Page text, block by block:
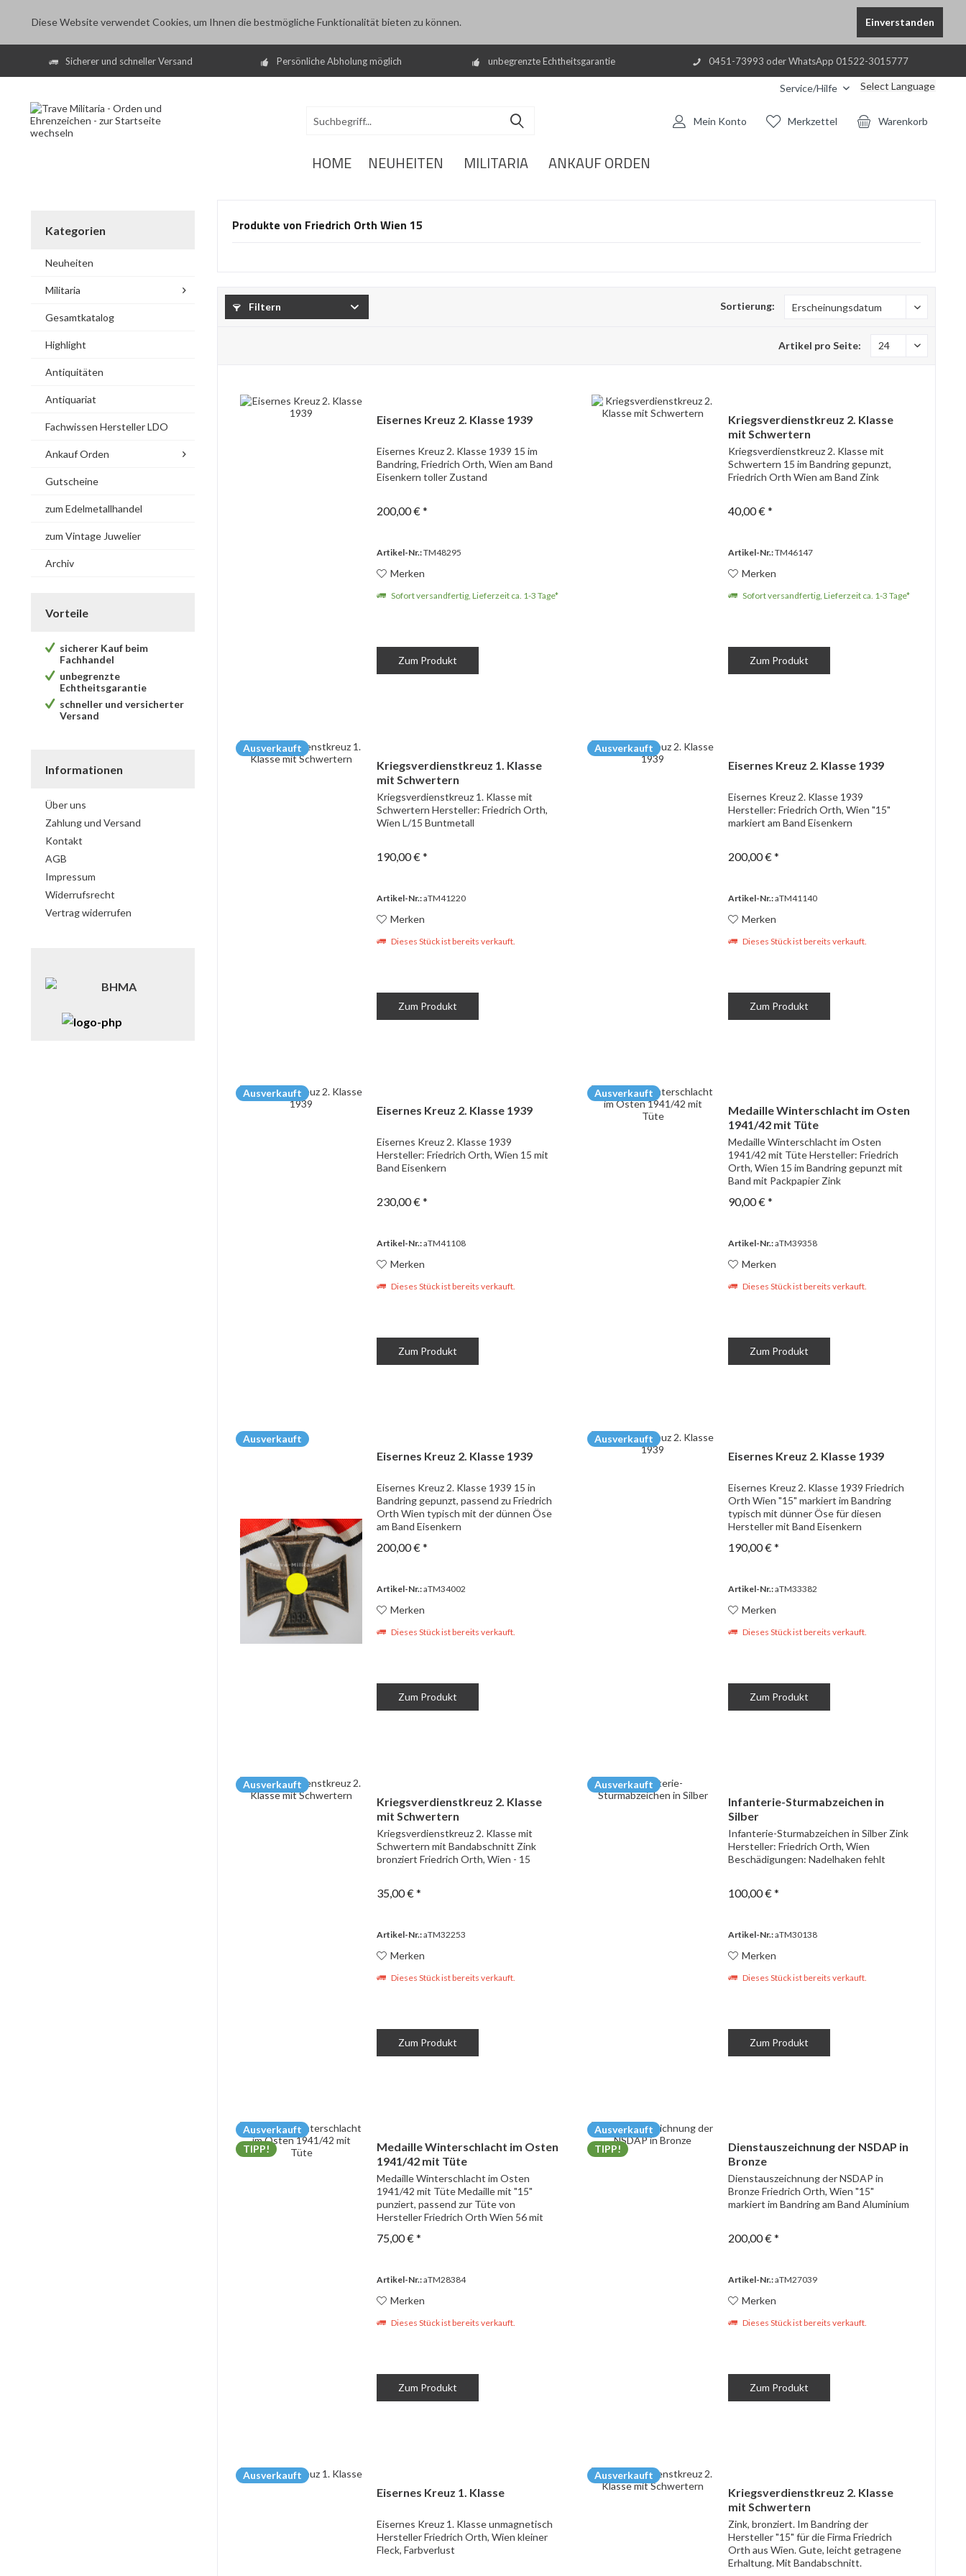
Diese Website verwendet Cookies, um Ihnen die bestmögliche Funktionalität bieten zu können. Einverstanden
Sicherer und schneller Versand Persönliche Abholung möglich unbegrenzte Echtheitsgarantie 0451-73993 oder WhatsApp 01522-3015777
Service/Hilfe Select Language
Warenkorb
Merkzettel
Mein Konto
HOME NEUHEITEN MILITARIA ANKAUF ORDEN
Kategorien
Neuheiten
Militaria
Gesamtkatalog
Highlight
Antiquitäten
Antiquariat
Fachwissen Hersteller LDO
Ankauf Orden
Gutscheine
zum Edelmetallhandel
zum Vintage Juwelier
Archiv
Vorteile
sicherer Kauf beim
Fachhandel
unbegrenzte
Echtheitsgarantie
schneller und versicherter
Versand
Informationen
Über uns
Zahlung und Versand
Kontakt
AGB
Impressum
Widerrufsrecht
Vertrag widerrufen
Produkte von Friedrich Orth Wien 15
Filtern Sortierung:
Artikel pro Seite:
Eisernes Kreuz 2. Klasse 1939
Eisernes Kreuz 2. Klasse 1939 15 im
Bandring, Friedrich Orth, Wien am Band
Eisenkern toller Zustand
200,00 € *
Artikel-Nr.:TM48295
Merken
Sofort versandfertig, Lieferzeit ca. 1-3 Tage*
Zum Produkt
Kriegsverdienstkreuz 2. Klasse
mit Schwertern
Kriegsverdienstkreuz 2. Klasse mit
Schwertern 15 im Bandring gepunzt,
Friedrich Orth Wien am Band Zink
40,00 € *
Artikel-Nr.:TM46147
Merken
Sofort versandfertig, Lieferzeit ca. 1-3 Tage*
Zum Produkt
Ausverkauft
Kriegsverdienstkreuz 1. Klasse
mit Schwertern
Kriegsverdienstkreuz 1. Klasse mit
Schwertern Hersteller: Friedrich Orth,
Wien L/15 Buntmetall
190,00 € *
Artikel-Nr.:aTM41220
Merken
Dieses Stück ist bereits verkauft.
Zum Produkt
Ausverkauft
Eisernes Kreuz 2. Klasse 1939
Eisernes Kreuz 2. Klasse 1939
Hersteller: Friedrich Orth, Wien "15"
markiert am Band Eisenkern
200,00 € *
Artikel-Nr.:aTM41140
Merken
Dieses Stück ist bereits verkauft.
Zum Produkt
Ausverkauft
Eisernes Kreuz 2. Klasse 1939
Eisernes Kreuz 2. Klasse 1939
Hersteller: Friedrich Orth, Wien 15 mit
Band Eisenkern
230,00 € *
Artikel-Nr.:aTM41108
Merken
Dieses Stück ist bereits verkauft.
Zum Produkt
Ausverkauft
Medaille Winterschlacht im Osten
1941/42 mit Tüte
Medaille Winterschlacht im Osten
1941/42 mit Tüte Hersteller: Friedrich
Orth, Wien 15 im Bandring gepunzt mit
Band mit Packpapier Zink
90,00 € *
Artikel-Nr.:aTM39358
Merken
Dieses Stück ist bereits verkauft.
Zum Produkt
Ausverkauft
Eisernes Kreuz 2. Klasse 1939
Eisernes Kreuz 2. Klasse 1939 15 in
Bandring gepunzt, passend zu Friedrich
Orth Wien typisch mit der dünnen Öse
am Band Eisenkern
200,00 € *
Artikel-Nr.:aTM34002
Merken
Dieses Stück ist bereits verkauft.
Zum Produkt
Ausverkauft
Eisernes Kreuz 2. Klasse 1939
Eisernes Kreuz 2. Klasse 1939 Friedrich
Orth Wien "15" markiert im Bandring
typisch mit dünner Öse für diesen
Hersteller mit Band Eisenkern
190,00 € *
Artikel-Nr.:aTM33382
Merken
Dieses Stück ist bereits verkauft.
Zum Produkt
Ausverkauft
Kriegsverdienstkreuz 2. Klasse
mit Schwertern
Kriegsverdienstkreuz 2. Klasse mit
Schwertern mit Bandabschnitt Zink
bronziert Friedrich Orth, Wien - 15
35,00 € *
Artikel-Nr.:aTM32253
Merken
Dieses Stück ist bereits verkauft.
Zum Produkt
Ausverkauft
Infanterie-Sturmabzeichen in
Silber
Infanterie-Sturmabzeichen in Silber Zink
Hersteller: Friedrich Orth, Wien
Beschädigungen: Nadelhaken fehlt
100,00 € *
Artikel-Nr.:aTM30138
Merken
Dieses Stück ist bereits verkauft.
Zum Produkt
Ausverkauft
TIPP!
Medaille Winterschlacht im Osten
1941/42 mit Tüte
Medaille Winterschlacht im Osten
1941/42 mit Tüte Medaille mit "15"
punziert, passend zur Tüte von
Hersteller Friedrich Orth Wien 56 mit
75,00 € *
Artikel-Nr.:aTM28384
Merken
Dieses Stück ist bereits verkauft.
Zum Produkt
Ausverkauft
TIPP!
Dienstauszeichnung der NSDAP in
Bronze
Dienstauszeichnung der NSDAP in
Bronze Friedrich Orth, Wien "15"
markiert im Bandring am Band Aluminium
200,00 € *
Artikel-Nr.:aTM27039
Merken
Dieses Stück ist bereits verkauft.
Zum Produkt
Ausverkauft
Eisernes Kreuz 1. Klasse
Eisernes Kreuz 1. Klasse unmagnetisch
Hersteller Friedrich Orth, Wien kleiner
Fleck, Farbverlust
Ausverkauft
Kriegsverdienstkreuz 2. Klasse
mit Schwertern
Zink, bronziert. Im Bandring der
Hersteller "15" für die Firma Friedrich
Orth aus Wien. Gute, leicht getragene
Erhaltung. Mit Bandabschnitt.